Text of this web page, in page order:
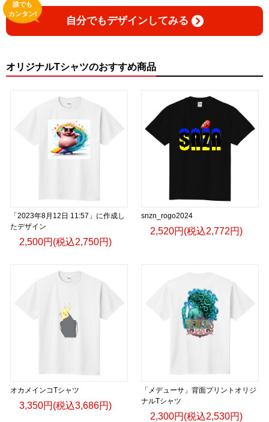
自分でもデザインしてみる
誰でも
カンタン!
オリジナルTシャツのおすすめ商品
「2023年8月12日 11:57」に作成し
たデザイン
2,500円(税込2,750円)
snzn_rogo2024
2,520円(税込2,772円)
オカメインコTシャツ
3,350円(税込3,686円)
「メデューサ」背面プリントオリジ
ナルTシャツ
2,300円(税込2,530円)